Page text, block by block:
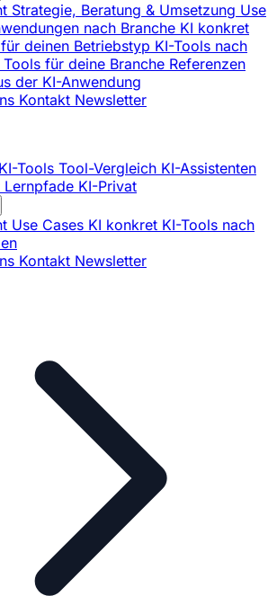
Strategie, Beratung & Umsetzung Use
nach Branche KI konkret
deinen Betriebstyp KI-Tools nach
Tools für deine Branche Referenzen
der KI-Anwendung
Kontakt Newsletter
KI-Tools Tool-Vergleich KI-Assistenten
Lernpfade KI-Privat
Use Cases KI konkret KI-Tools nach
Kontakt Newsletter